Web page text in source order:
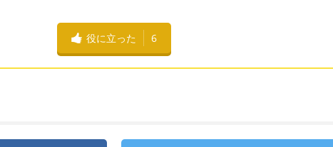
役に立った 6